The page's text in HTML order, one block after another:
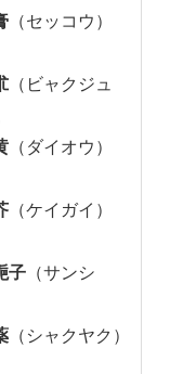
（セッコウ）
（ビャクジュ
（ダイオウ）
（ケイガイ）
子 （サンシ
（シャクヤク）